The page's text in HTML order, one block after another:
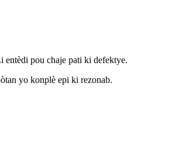
entèdi pou chaje pati ki defektye.
yo konplè epi ki rezonab.